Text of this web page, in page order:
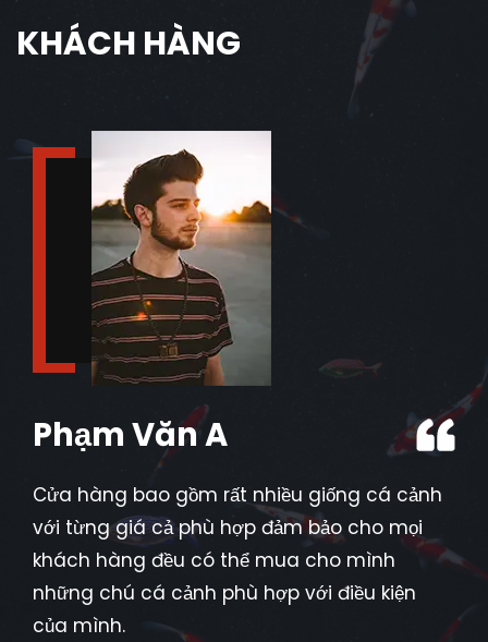
KHÁCH HÀNG
Phạm Văn A
Cửa hàng bao gồm rất nhiều giống cá cảnh
với từng giá cả phù hợp đảm bảo cho mọi
khách hàng đều có thể mua cho mình
những chú cá cảnh phù hợp với điều kiện
của mình.